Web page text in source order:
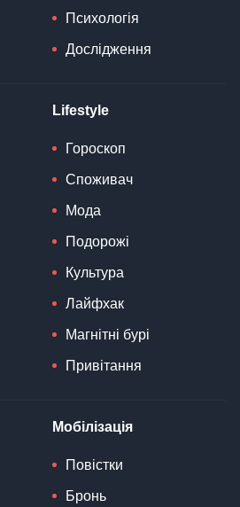
Психологія
Дослідження
Lifestyle
Гороскоп
Споживач
Мода
Подорожі
Культура
Лайфхак
Магнітні бурі
Привітання
Мобілізація
Повістки
Бронь